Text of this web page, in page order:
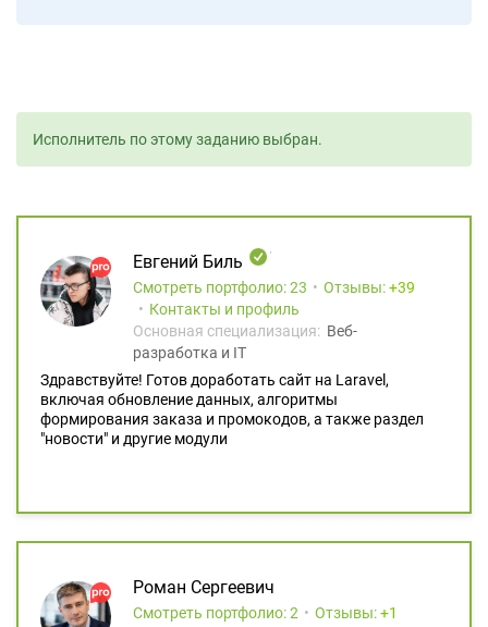
Исполнитель по этому заданию выбран.
Евгений Биль
Смотреть портфолио: 23 Отзывы:
39
Контакты и профиль
Основная специализация: Веб-
разработка и IT
Здравствуйте! Готов доработать сайт на Laravel,
включая обновление данных, алгоритмы
формирования заказа и промокодов, а также раздел
"новости" и другие модули
Роман Сергеевич
Смотреть портфолио: 2 Отзывы:
1